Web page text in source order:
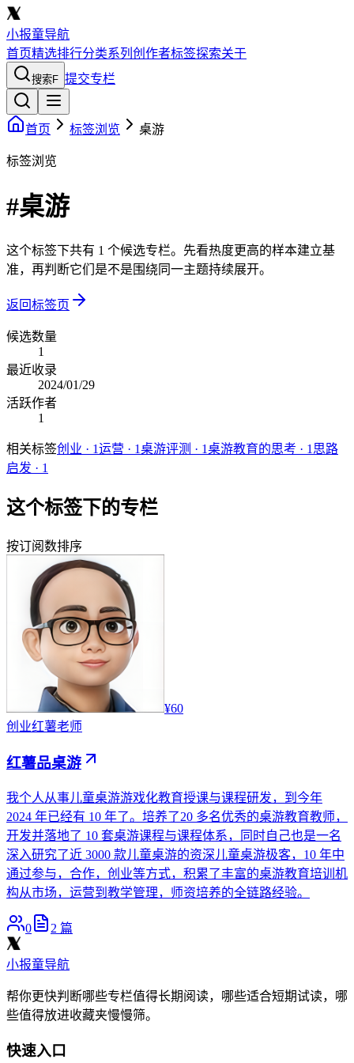
小报童导航
首页精选排行分类系列 创作者标签探索关于
搜索F 提交专栏
首页 标签浏览 桌游
标签浏览
#桌游
这个标签下共有 1 个候选专栏。先看热度更高的样本建立基
准，再判断它们是不是围绕同一主题持续展开。
返回标签页
候选数量
1
最近收录
2024/01/29
活跃作者
1
相关标签创业 · 1运营 · 1桌游评测 · 1桌游教育的思考 · 1 思路
启发 · 1
这个标签下的专栏
按订阅数排序
¥60
创业红薯老师
红薯品桌游
我个人从事儿童桌游游戏化教育授课与课程研发，到今年
2024 年已经有 10 年了。培养了20 多名优秀的桌游教育教师，
开发并落地了 10 套桌游课程与课程体系，同时自己也是一名
深入研究了近 3000 款儿童桌游的资深儿童桌游极客，10 年中
通过参与，合作，创业等方式，积累了丰富的桌游教育培训机
构从市场，运营到教学管理，师资培养的全链路经验。
0 2 篇
小报童导航
帮你更快判断哪些专栏值得长期阅读，哪些适合短期试读，哪
些值得放进收藏夹慢慢筛。
快速入口